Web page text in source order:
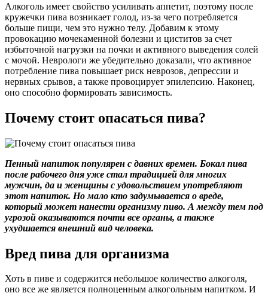
Алкоголь имеет свойство усиливать аппетит, поэтому после
кружечки пива возникает голод, из-за чего потребляется
больше пищи, чем это нужно телу. Добавим к этому
провокацию мочекаменной болезни и циститов за счет
избыточной нагрузки на почки и активного выведения солей
с мочой. Неврологи же убедительно доказали, что активное
потребление пива повышает риск неврозов, депрессии и
нервных срывов, а также провоцирует эпилепсию. Наконец,
оно способно формировать зависимость.
Почему стоит опасаться пива?
Пенный напиток популярен с давних времен. Бокал пива
после рабочего дня уже стал традицией для многих
мужчин, да и женщины с удовольствием употребляют
этот напиток. Но мало кто задумывается о вреде,
который может нанести организму пиво. А между тем под
угрозой оказываются почти все органы, а также
ухудшается внешний вид человека.
Вред пива для организма
Хоть в пиве и содержится небольшое количество алкоголя,
оно все же является полноценным алкогольным напитком. И